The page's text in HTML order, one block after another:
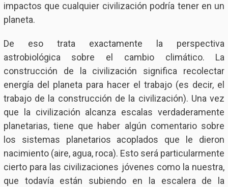
impactos que cualquier civilización podría tener en un
planeta.
De eso trata exactamente la perspectiva
astrobiológica sobre el cambio climático. La
construcción de la civilización significa recolectar
energía del planeta para hacer el trabajo (es decir, el
trabajo de la construcción de la civilización). Una vez
que la civilización alcanza escalas verdaderamente
planetarias, tiene que haber algún comentario sobre
los sistemas planetarios acoplados que le dieron
nacimiento (aire, agua, roca). Esto será particularmente
cierto para las civilizaciones jóvenes como la nuestra,
que todavía están subiendo en la escalera de la